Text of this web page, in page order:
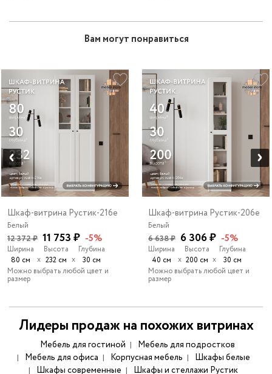
Вам могут понравиться
Шкаф-витрина Рустик-216e
Белый
12 372 ₽ 11 753 ₽ -5%
Ширина
80 см
х
Высота
232 см х
Глубина
30 см
Можно выбрать любой цвет и
размер
Шкаф-витрина Рустик-206e
Белый
6 638 ₽ 6 306 ₽ -5%
Ширина
40 см
х
Высота
200 см х
Глубина
30 см
Можно выбрать любой цвет и
размер
Лидеры продаж на похожих витринах
Мебель для гостиной
Мебель для подростков
Мебель для офиса
Корпусная мебель
Шкафы белые
Шкафы современные
Шкафы и стеллажи Рустик